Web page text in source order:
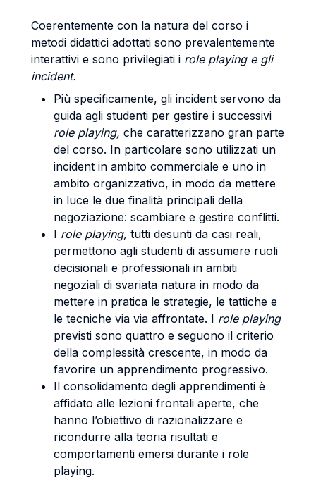
Coerentemente con la natura del corso i
metodi didattici adottati sono prevalentemente
interattivi e sono privilegiati i role playing e gli
incident.
Più specificamente, gli incident servono da
guida agli studenti per gestire i successivi
role playing, che caratterizzano gran parte
del corso. In particolare sono utilizzati un
incident in ambito commerciale e uno in
ambito organizzativo, in modo da mettere
in luce le due finalità principali della
negoziazione: scambiare e gestire conflitti.
I role playing, tutti desunti da casi reali,
permettono agli studenti di assumere ruoli
decisionali e professionali in ambiti
negoziali di svariata natura in modo da
mettere in pratica le strategie, le tattiche e
le tecniche via via affrontate. I role playing
previsti sono quattro e seguono il criterio
della complessità crescente, in modo da
favorire un apprendimento progressivo.
Il consolidamento degli apprendimenti è
affidato alle lezioni frontali aperte, che
hanno l’obiettivo di razionalizzare e
ricondurre alla teoria risultati e
comportamenti emersi durante i role
playing.